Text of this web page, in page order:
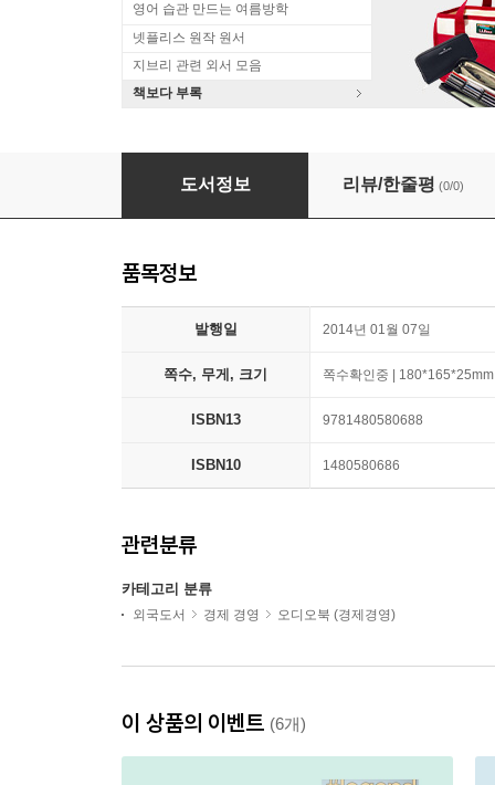
영어 습관 만드는 여름방학
넷플리스 원작 원서
지브리 관련 외서 모음
책보다 부록
The Demographic Cliff
도서정보 리뷰/한줄평 (0/0)
품목정보
발행일 2014년 01월 07일
쪽수, 무게, 크기 쪽수확인중 | 180*165*25mm
ISBN13 9781480580688
ISBN10 1480580686
관련분류
카테고리 분류
외국도서 경제 경영 오디오북 (경제경영)
이 상품의 이벤트 (6개)